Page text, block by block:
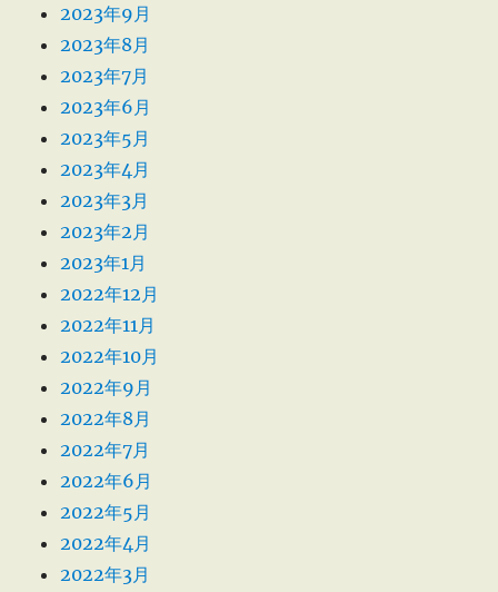
2023年9月
2023年8月
2023年7月
2023年6月
2023年5月
2023年4月
2023年3月
2023年2月
2023年1月
2022年12月
2022年11月
2022年10月
2022年9月
2022年8月
2022年7月
2022年6月
2022年5月
2022年4月
2022年3月